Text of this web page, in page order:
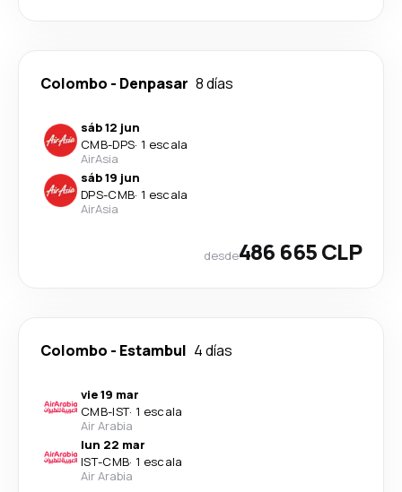
Colombo - Denpasar 8 días
sáb 12 jun
CMB-DPS· 1 escala
AirAsia
sáb 19 jun
DPS-CMB· 1 escala
AirAsia
desde486 665 CLP
Colombo - Estambul 4 días
vie 19 mar
CMB-IST· 1 escala
Air Arabia
lun 22 mar
IST-CMB· 1 escala
Air Arabia